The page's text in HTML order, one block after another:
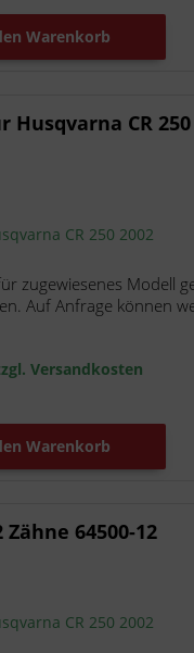
Warenkorb
CR 250
CR 250 2002
zugewiesenes Modell
Auf Anfrage können
Versandkosten
Warenkorb
64500-12
CR 250 2002